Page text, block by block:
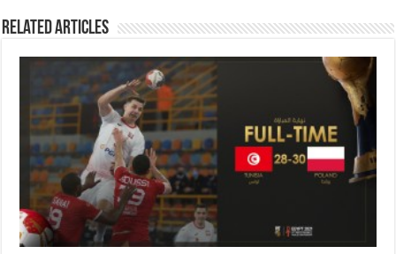
Related Articles